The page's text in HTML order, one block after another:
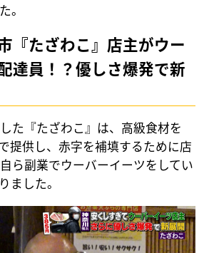
。
『たざわこ』店主がウー
達員！？優しさ爆発で新
た『たざわこ』は、高級食材を
提供し、赤字を補填するために店
ら副業でウーバーイーツをしてい
ました。